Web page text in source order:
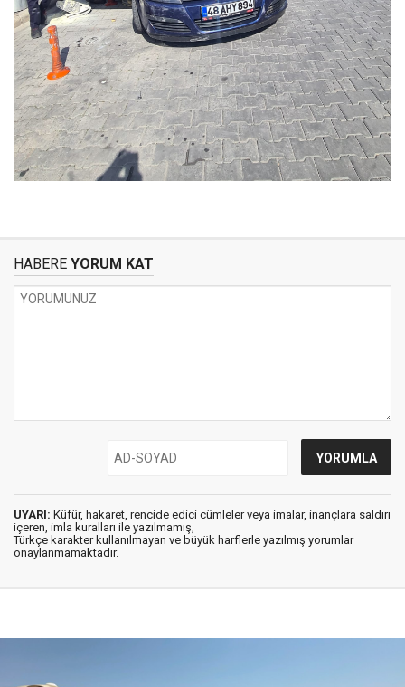
HABERE YORUM KAT
UYARI: Küfür, hakaret, rencide edici cümleler veya imalar, inançlara saldırı
içeren, imla kuralları ile yazılmamış,
Türkçe karakter kullanılmayan ve büyük harflerle yazılmış yorumlar
onaylanmamaktadır.